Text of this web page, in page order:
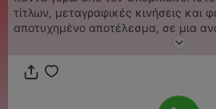
τίτλων, μεταγραφικές κινήσεις και
αποτυχημένο αποτέλεσμα, σε μια